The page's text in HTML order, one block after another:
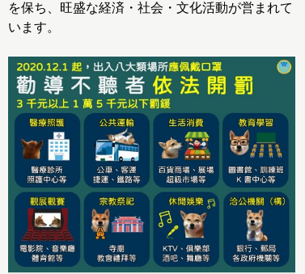
を保ち、旺盛な経済・社会・文化活動が営まれて
います。